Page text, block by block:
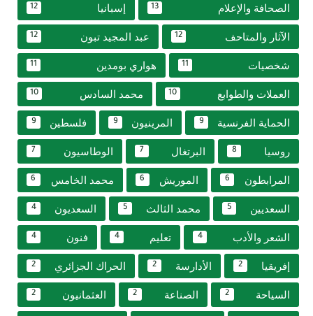
الصحافة والإعلام 13 إسبانيا 12
الآثار والمتاحف 12 عبد المجيد تبون 12
شخصيات 11 هواري بومدين 11
العملات والطوابع 10 محمد السادس 10
الحماية الفرنسية 9 المرينيون 9 فلسطين 9
روسيا 8 البرتغال 7 الوطاسيون 7
المرابطون 6 الموريش 6 محمد الخامس 6
السعديين 5 محمد الثالث 5 السعديون 4
الشعر والأدب 4 تعليم 4 فنون 4
إفريقيا 2 الأدارسة 2 الحراك الجزائري 2
السياحة 2 الصناعة 2 العثمانيون 2